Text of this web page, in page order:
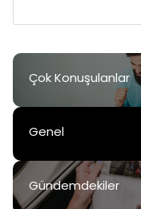
Çok Konuşulanlar
Genel
Gündemdekiler